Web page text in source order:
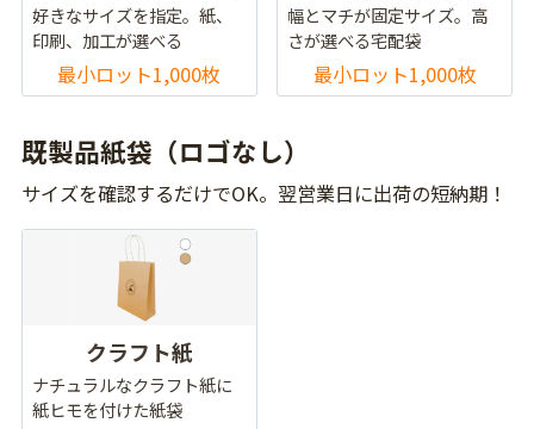
好きなサイズを指定。紙、
印刷、加工が選べる
最小ロット1,000枚
幅とマチが固定サイズ。高
さが選べる宅配袋
最小ロット1,000枚
既製品紙袋（ロゴなし）
サイズを確認するだけでOK。翌営業日に出荷の短納期！
クラフト紙
ナチュラルなクラフト紙に
紙ヒモを付けた紙袋